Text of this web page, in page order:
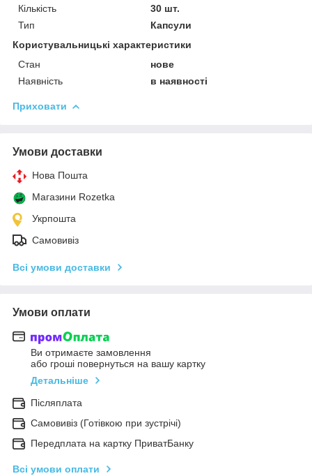
Кількість
30 шт.
Тип
Капсули
Користувальницькі характеристики
Стан
нове
Наявність
в наявності
Приховати
Умови доставки
Нова Пошта
Магазини Rozetka
Укрпошта
Самовивіз
Всі умови доставки
Умови оплати
Ви отримаєте замовлення
або гроші повернуться на вашу картку
Детальніше
Післяплата
Самовивіз (Готівкою при зустрічі)
Передплата на картку ПриватБанку
Всі умови оплати